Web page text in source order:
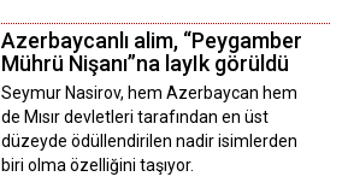
Azerbaycanlı alim, “Peygamber
Mührü Nişanı”na layIk görüldü
Seymur Nasirov, hem Azerbaycan hem
de Mısır devletleri tarafından en üst
düzeyde ödüllendirilen nadir isimlerden
biri olma özelliğini taşıyor.